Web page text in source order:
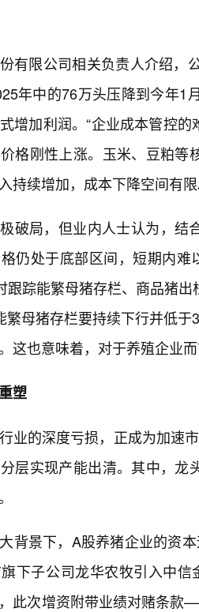
有限公司相关负责人介绍，
年中的76万头压降到今年1
增加利润。“企业成本管控
格刚性上涨。玉米、豆粕
持续增加，成本下降空间有限
破局，但业内人士认为，
仍处于底部区间，短期内
跟踪能繁母猪存栏、商品猪
繁母猪存栏要持续下行并低
这也意味着，对于养殖企业
塑
业的深度亏损，正成为加速
层实现产能出清。其中，
背景下，A股养猪企业的资
下子公司龙华农牧引入中
此次增资附带业绩对赌条